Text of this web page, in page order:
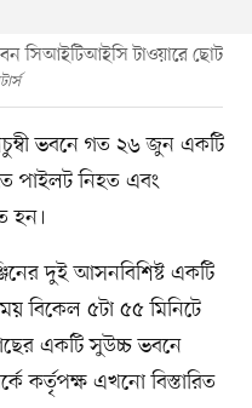
সিআইটিআইসি টাওয়ারে ছোট
ভবনে গত ২৬ জুন একটি
পাইলট নিহত এবং
হন।
দুই আসনবিশিষ্ট একটি
বিকেল ৫টা ৫৫ মিনিটে
একটি সুউচ্চ ভবনে
কর্তৃপক্ষ এখনো বিস্তারিত